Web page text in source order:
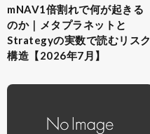
mNAV1倍割れで何が起きる
のか｜メタプラネットと
Strategyの実数で読むリスク
構造【2026年7月】